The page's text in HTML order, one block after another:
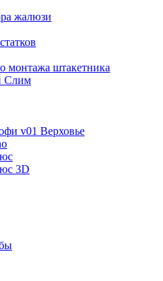
жалюзи
монтажа штакетника
Слим
v01 Верховье
3D